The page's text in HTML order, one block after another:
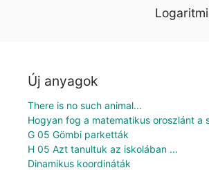
Új anyagok
There is no such animal...
Hogyan fog a matematikus oroszlánt a
G 05 Gömbi parketták
H 05 Azt tanultuk az iskolában ...
Dinamikus koordináták